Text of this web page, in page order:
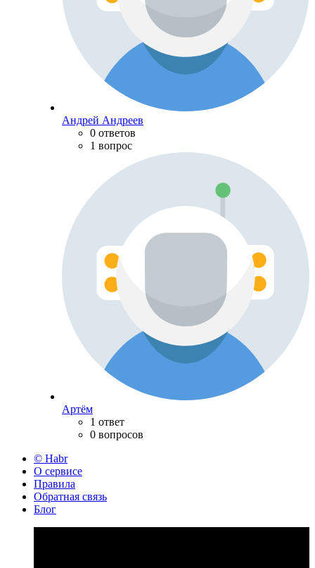
Андрей Андреев
0 ответов
1 вопрос
Артём
1 ответ
0 вопросов
© Habr
О сервисе
Правила
Обратная связь
Блог